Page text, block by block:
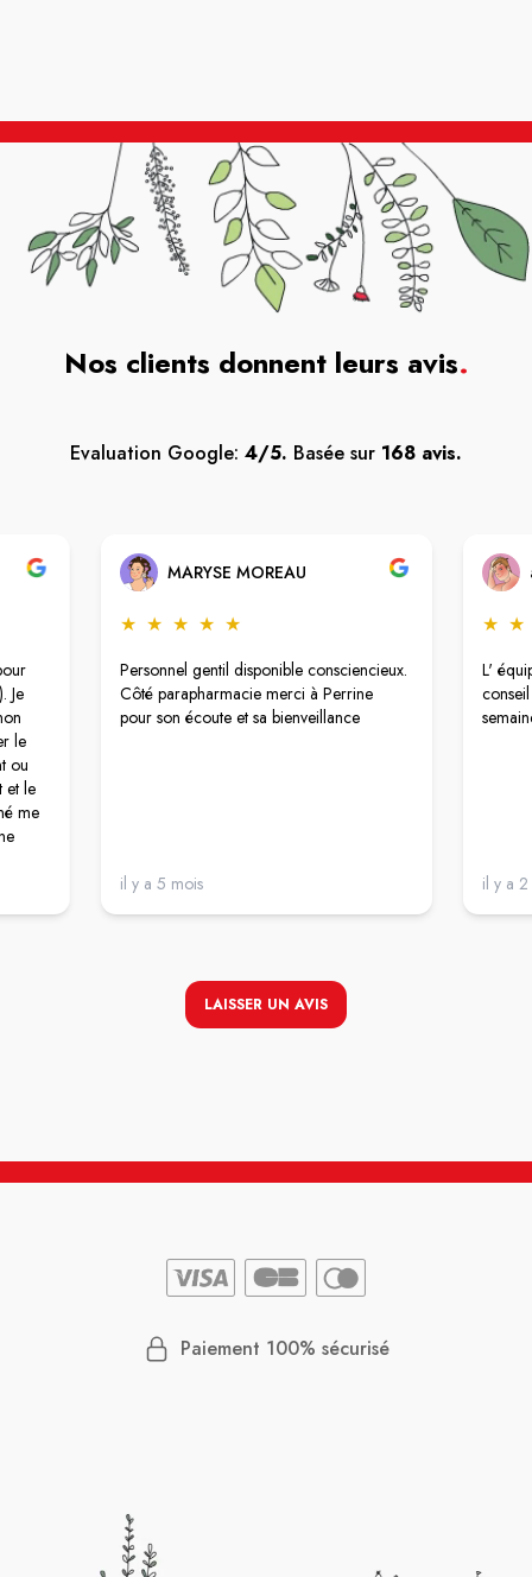
Nos clients donnent leurs avis.
Evaluation Google: 4/5. Basée sur 168 avis.
Je
le
ou
et le
me
MARYSE MOREAU
★ ★ ★ ★ ★
Personnel gentil disponible consciencieux.
Côté parapharmacie merci à Perrine
pour son écoute et sa bienveillance
il y a 5 mois
★ ★
L'
il y a
LAISSER UN AVIS
Paiement 100% sécurisé